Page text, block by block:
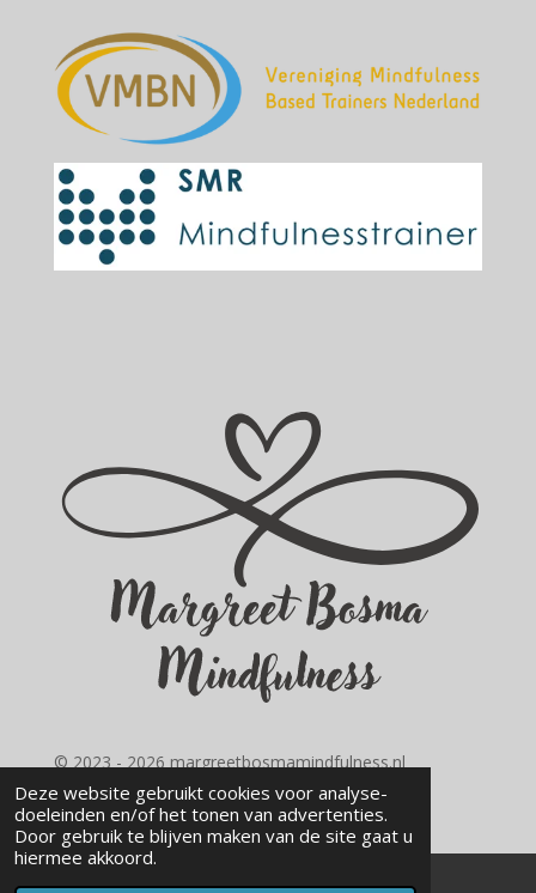
Deze website gebruikt cookies voor analyse-
doeleinden en/of het tonen van advertenties.
Door gebruik te blijven maken van de site gaat u
hiermee akkoord.
© 2023 - 2026 margreetbosmamindfulness.nl
Powered byJouwWeb